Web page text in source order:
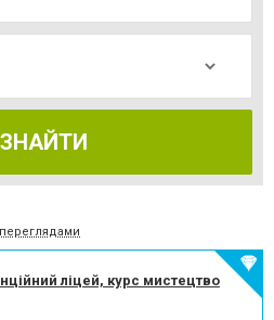
ЗНАЙТИ
ліцей, курс мистецтво